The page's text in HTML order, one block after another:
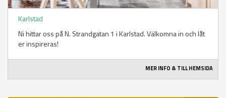
Karlstad
Ni hittar oss på N. Strandgatan 1 i Karlstad. Välkomna in och låt
er inspireras!
MER INFO & TILL HEMSIDA